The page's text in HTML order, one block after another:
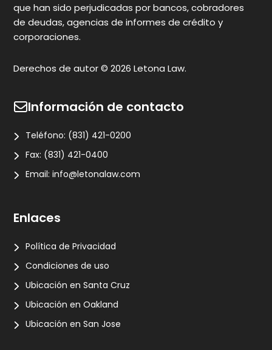
que han sido perjudicadas por bancos, cobradores
de deudas, agencias de informes de crédito y
corporaciones.
Derechos de autor © 2026 Letona Law.
Información de contacto
Teléfono: (831) 421-0200
Fax: (831) 421-0400
Email:info@letonalaw.com
Enlaces
Política de Privacidad
Condiciones de uso
Ubicación en Santa Cruz
Ubicación en Oakland
Ubicación en San Jose